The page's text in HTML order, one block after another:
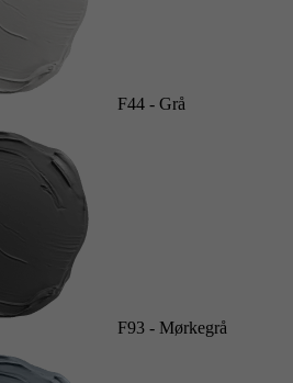
F44 - Grå
F93 - Mørkegrå